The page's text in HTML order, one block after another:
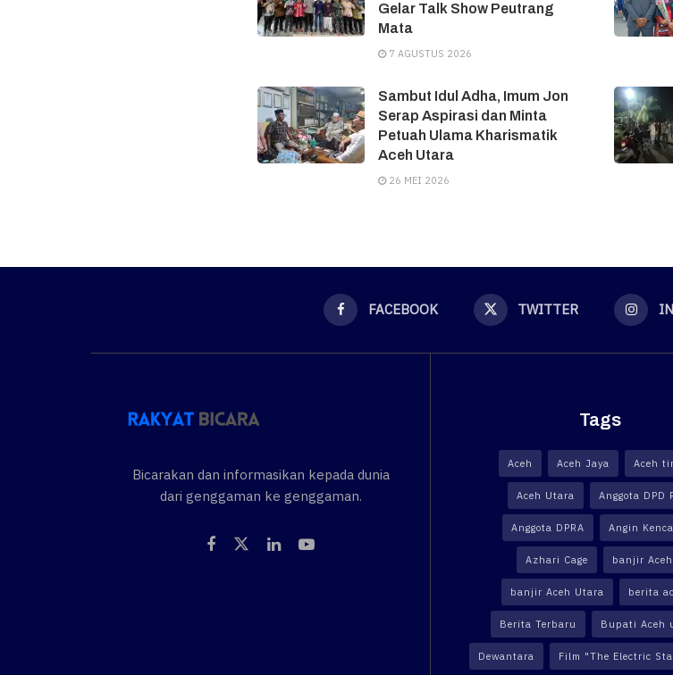
Gelar Talk Show Peutrang
Mata
7 AGUSTUS 2026
Sambut Idul Adha, Imum Jon
Serap Aspirasi dan Minta
Petuah Ulama Kharismatik
Aceh Utara
26 MEI 2026
FACEBOOK TWITTER
Bicarakan dan informasikan kepada dunia
dari genggaman ke genggaman.
Tags
Aceh Aceh Jaya Aceh
Aceh Utara Anggota DPD
Anggota DPRA Angin
Azhari Cage banjir Aceh
banjir Aceh Utara berita
Berita Terbaru Bupati Aceh
Dewantara Film "The Electric